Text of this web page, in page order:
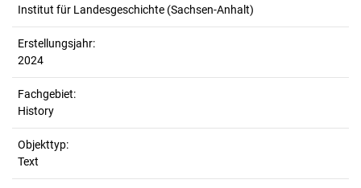
Institut für Landesgeschichte (Sachsen-Anhalt)
Erstellungsjahr:
2024
Fachgebiet:
History
Objekttyp:
Text